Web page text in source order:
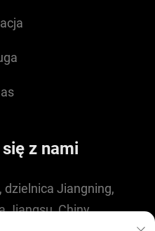
z nami
dzielnica Jiangning,
Jiangsu, Chiny